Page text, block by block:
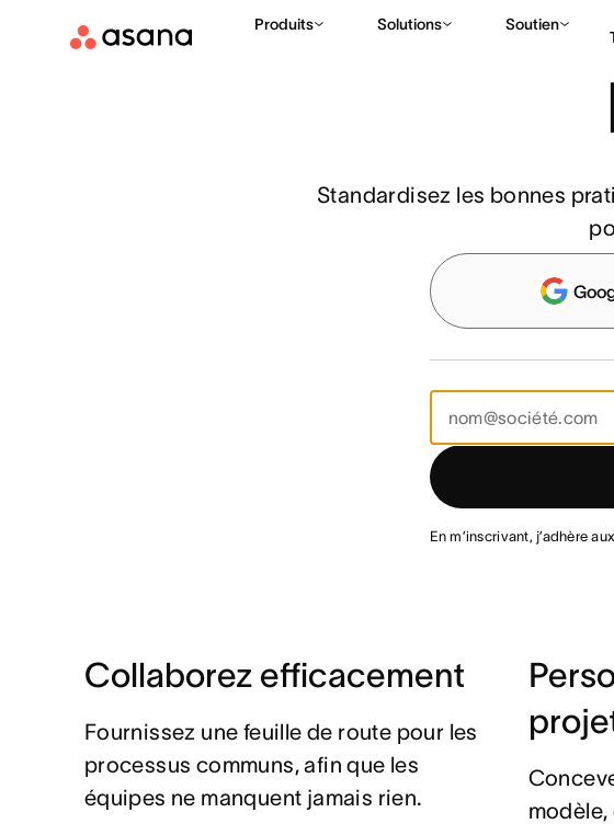
Produits Solutions Soutien
Processus et automatisation
Standardisez les bonnes
En m’inscrivant, j’adhère
Collaborez efficacement
Fournissez une feuille de route pour les
processus communs, afin que les
équipes ne manquent jamais rien.